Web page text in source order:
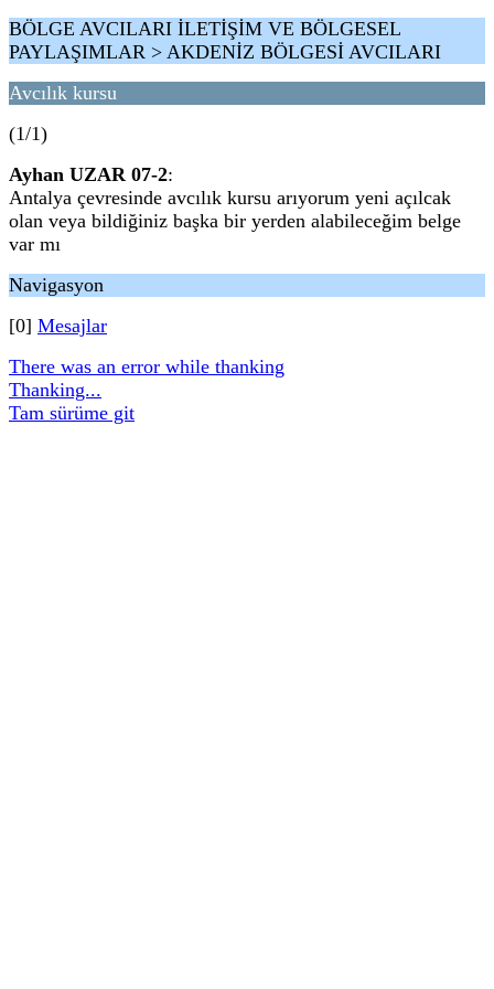
BÖLGE AVCILARI İLETİŞİM VE BÖLGESEL
PAYLAŞIMLAR > AKDENİZ BÖLGESİ AVCILARI
Avcılık kursu
(1/1)
Ayhan UZAR 07-2:
Antalya çevresinde avcılık kursu arıyorum yeni açılcak
olan veya bildiğiniz başka bir yerden alabileceğim belge
var mı
Navigasyon
[0] Mesajlar
There was an error while thanking
Thanking...
Tam sürüme git